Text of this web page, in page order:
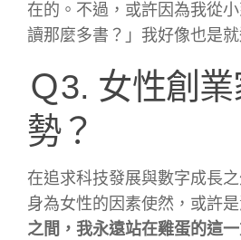
在的。不過，或許因為我從
讀那麼多書？」我好像也是
Ｑ3. 女性創
勢？
在追求科技發展與數字成長
身為女性的因素使然，或許
之間，我永遠站在雞蛋的這一